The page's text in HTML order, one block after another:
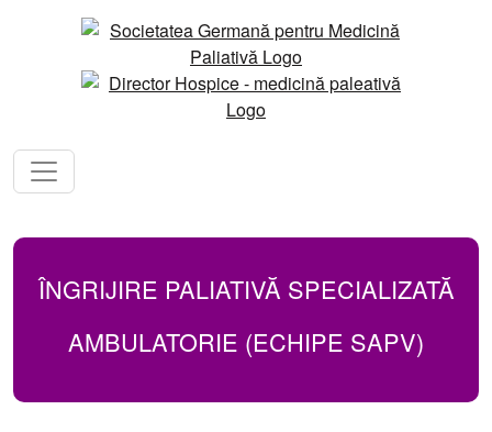
ÎNGRIJIRE PALIATIVĂ SPECIALIZATĂ
AMBULATORIE (ECHIPE SAPV)